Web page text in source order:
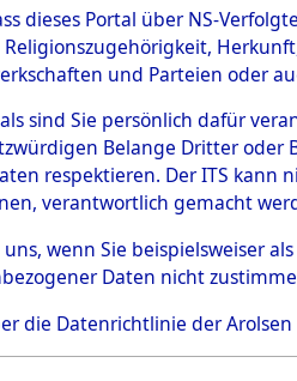
und
0039
dieses Portal über NS-
und Parteien oder
sind Sie persönlich dafür
Belange Dritter
respektieren. Der ITS
verantwortlich gemacht
uns, wenn Sie beispielsweiser
Daten nicht
die Datenrichtlinie der Arolsen